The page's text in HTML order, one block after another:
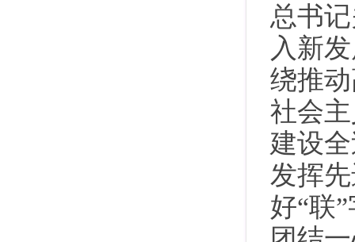
总书
入新
绕推
社会
建设
发挥
好“联